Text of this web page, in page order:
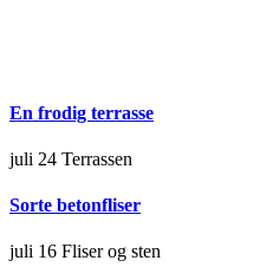
En frodig terrasse
juli 24 Terrassen
Sorte betonfliser
juli 16 Fliser og sten